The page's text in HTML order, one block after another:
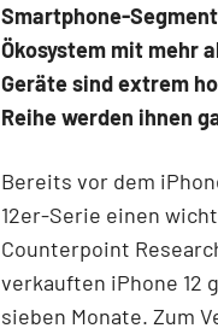
Smartphone-
Ökosystem mit mehr
Geräte sind extrem
Reihe werden ihnen
Bereits vor dem
12er-Serie einen
Counterpoint
verkauften iPhone 12
sieben Monate. Zum